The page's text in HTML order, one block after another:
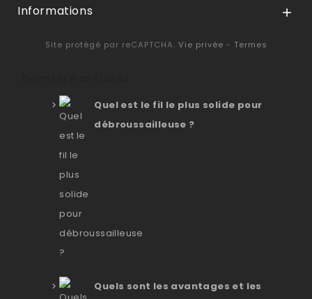
Informations 
Site protégé par reCAPTCHA. Vie privée - Termes
Quel est le fil le plus solide pour
débroussailleuse ?
Quels sont les avantages et les